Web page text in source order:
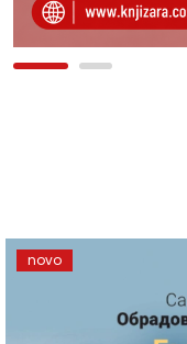
novo